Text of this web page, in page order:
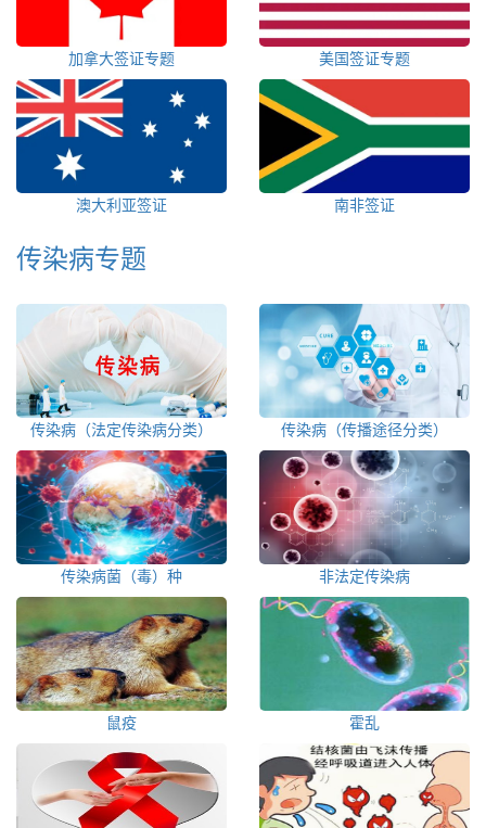
加拿大签证专题 美国签证专题
澳大利亚签证 南非签证
传染病专题
传染病（法定传染病分类） 传染病（传播途径分类）
传染病菌（毒）种 非法定传染病
鼠疫 霍乱